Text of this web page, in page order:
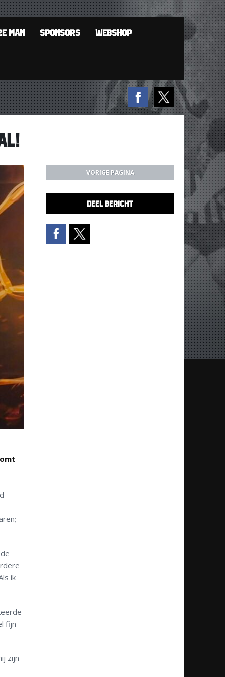
MAN SPONSORS WEBSHOP
ik
fijn
zijn
VORIGE PAGINA
DEEL BERICHT